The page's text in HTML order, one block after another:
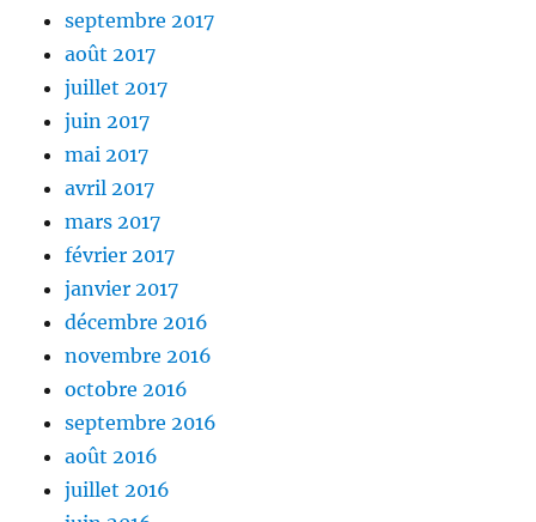
septembre 2017
août 2017
juillet 2017
juin 2017
mai 2017
avril 2017
mars 2017
février 2017
janvier 2017
décembre 2016
novembre 2016
octobre 2016
septembre 2016
août 2016
juillet 2016